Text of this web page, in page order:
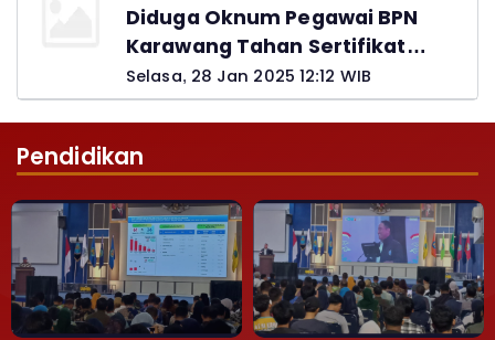
Diduga Oknum Pegawai BPN
Karawang Tahan Sertifikat
Pemohon PTSL
Selasa, 28 Jan 2025 12:12 WIB
Pendidikan